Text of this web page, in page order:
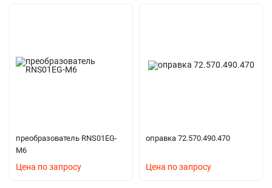
преобразователь RNS01EG-
M6
Цена по запросу
оправка 72.570.490.470
Цена по запросу